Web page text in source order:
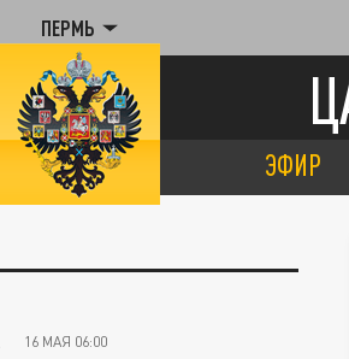
ПЕРМЬ
ЭФИР
16 МАЯ 06:00